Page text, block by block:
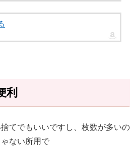
利
てでもいいですし、枚数が多いの
ない所用で